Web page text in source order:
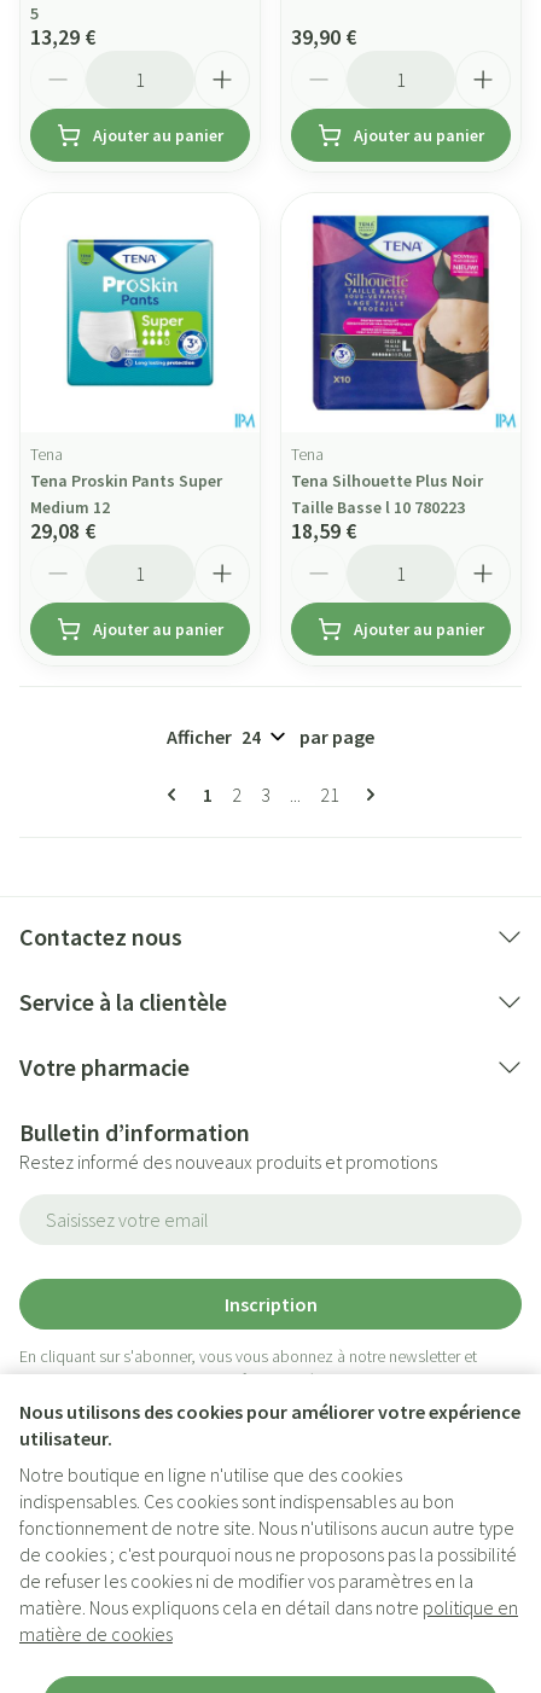
Nous utilisons des cookies pour améliorer votre expérience
utilisateur.
Notre boutique en ligne n'utilise que des cookies
indispensables. Ces cookies sont indispensables au bon
fonctionnement de notre site. Nous n'utilisons aucun autre type
de cookies ; c'est pourquoi nous ne proposons pas la possibilité
de refuser les cookies ni de modifier vos paramètres en la
matière. Nous expliquons cela en détail dans notre politique en
matière de cookies
5
13,29 €
Ajouter au panier
39,90 €
Ajouter au panier
Tena
Tena Proskin Pants Super
Medium 12
29,08 €
Ajouter au panier
Tena
Tena Silhouette Plus Noir
Taille Basse l 10 780223
18,59 €
Ajouter au panier
Pages
Vous lisez actuellement la page
1 Page
2 Page
3 ... Page
21
Afficher par page
Contactez nous
Service à la clientèle
Votre pharmacie
Bulletin d’information
Restez informé des nouveaux produits et promotions
Inscription
En cliquant sur s'abonner, vous vous abonnez à notre newsletter et
acceptez notrepolitique de confidentialité.
Liens légaux